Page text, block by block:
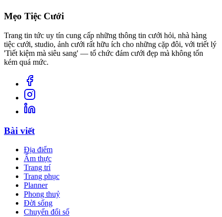
Mẹo Tiệc Cưới
Trang tin tức uy tín cung cấp những thông tin cưới hỏi, nhà hàng
tiệc cưới, studio, ảnh cưới rất hữu ích cho những cặp đôi, với triết lý
'Tiết kiệm mà siêu sang' — tổ chức đám cưới đẹp mà không tốn
kém quá mức.
Bài viết
Địa điểm
Ẩm thực
Trang trí
Trang phục
Planner
Phong thuỷ
Đời sống
Chuyển đổi số